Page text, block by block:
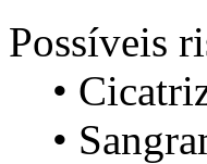
Possíveis
•
•